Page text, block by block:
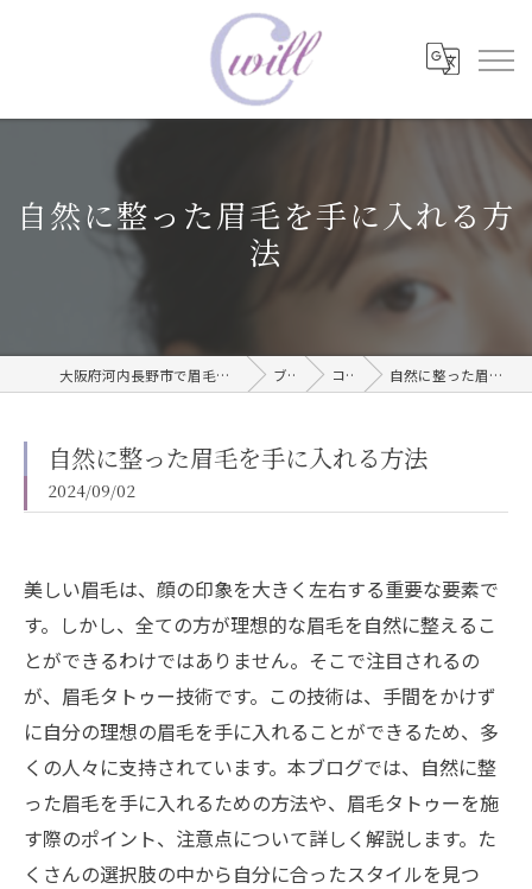
自然に整った眉毛を手に入れる方
法
大阪府河内長野市で眉毛タトゥーならwill care サロン ブログ コラム 自然に整った眉毛を手に入れる方法
自然に整った眉毛を手に入れる方法
2024/09/02
美しい眉毛は、顔の印象を大きく左右する重要な要素で
す。しかし、全ての方が理想的な眉毛を自然に整えるこ
とができるわけではありません。そこで注目されるの
が、眉毛タトゥー技術です。この技術は、手間をかけず
に自分の理想の眉毛を手に入れることができるため、多
くの人々に支持されています。本ブログでは、自然に整
った眉毛を手に入れるための方法や、眉毛タトゥーを施
す際のポイント、注意点について詳しく解説します。た
くさんの選択肢の中から自分に合ったスタイルを見つ